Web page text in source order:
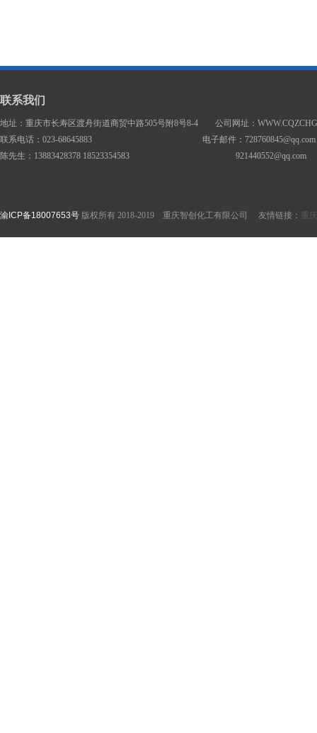
联系我们
地址：重庆市长寿区渡舟街道商贸中路505号附8号8-4 公司网址：
联系电话：023-68645883 电子邮件：728760845@qq.com
陈先生：13883428378 18523354583 921440552@qq.com
渝ICP备18007653号 版权所有 2018-2019 重庆智创化工有限公司 友情链接： 重